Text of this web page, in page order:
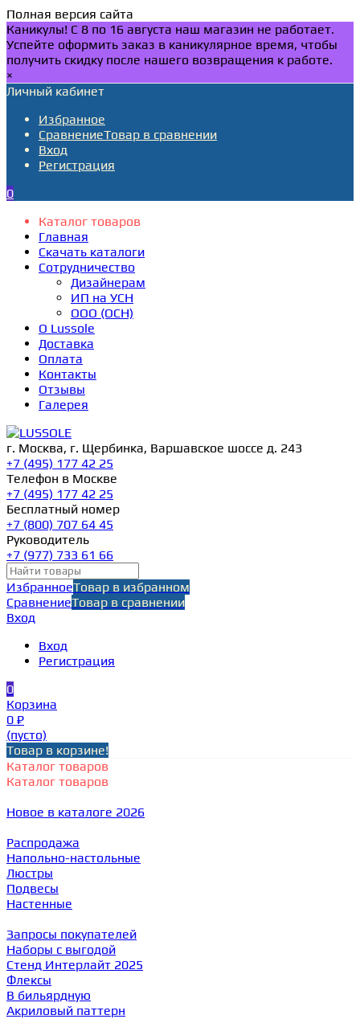
Полная версия сайта
Каникулы! С 8 по 16 августа наш магазин не работает.
Успейте оформить заказ в каникулярное время, чтобы
получить скидку после нашего возвращения к работе.
×
Личный кабинет
Избранное
СравнениеТовар в сравнении
Вход
Регистрация
0
Каталог товаров
Главная
Скачать каталоги
Сотрудничество
Дизайнерам
ИП на УСН
ООО (ОСН)
О Lussole
Доставка
Оплата
Контакты
Отзывы
Галерея
г. Москва, г. Щербинка, Варшавское шоссе д. 243
+7 (495) 177 42 25
Телефон в Москве
+7 (495) 177 42 25
Бесплатный номер
+7 (800) 707 64 45
Руководитель
+7 (977) 733 61 66
ИзбранноеТовар в избранном
СравнениеТовар в сравнении
Вход
Вход
Регистрация
0
Корзина
0 ₽
(пусто)
Товар в корзине!
Каталог товаров
Каталог товаров
Новое в каталоге 2026
Распродажа
Напольно-настольные
Люстры
Подвесы
Настенные
Запросы покупателей
Наборы с выгодой
Стенд Интерлайт 2025
Флексы
В бильярдную
Акриловый паттерн